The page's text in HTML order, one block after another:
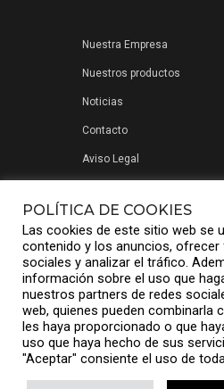
Nuestra Empresa
Nuestros productos
Noticias
Contacto
Aviso Legal
© Compuniver Group S.L.
POLÍTICA DE COOKIES
Las cookies de este sitio web se
contenido y los anuncios, ofrecer
sociales y analizar el tráfico.
información sobre el uso que
nuestros partners de redes
web, quienes pueden combinarla
les haya proporcionado o que
uso que haya hecho de sus
"Aceptar" consiente el uso de